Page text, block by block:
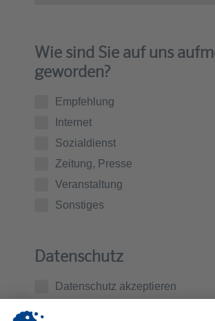
Wie sind Sie auf uns
geworden?
Empfehlung
Internet
Sozialdienst
Zeitung, Presse
Veranstaltung
Sonstiges
Datenschutz
Datenschutz akzeptieren
Ich habe die